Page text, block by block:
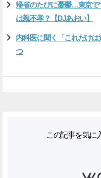
帰省のたびに憂鬱…東京で
は親不孝？【DJあおい】
内科医に聞く「これだけ
つ
この記事を気に